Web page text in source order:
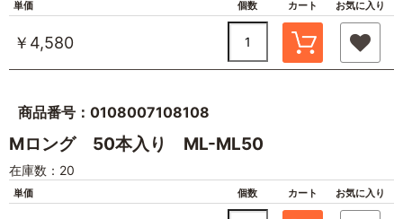
単価 個数 カート お気に入り
￥4,580
商品番号：0108007108108
Mロング 50本入り ML-ML50
在庫数：20
単価 個数 カート お気に入り